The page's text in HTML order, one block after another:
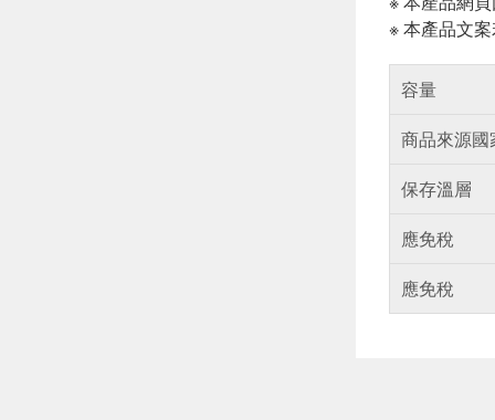
※ 本產品文
容量
商品來源國
保存溫層
應免稅
應免稅